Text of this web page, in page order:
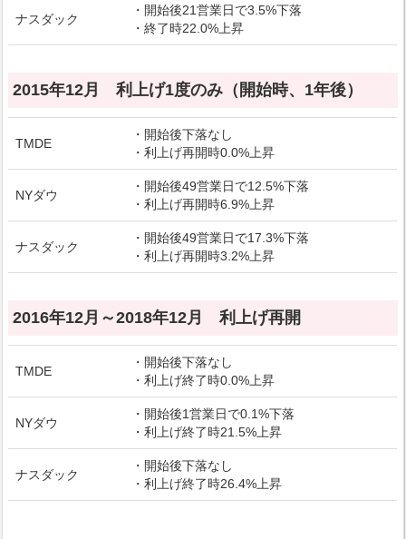
ナスダック
・開始後21営業日で3.5%下落
・終了時22.0%上昇
2015年12月 利上げ1度のみ（開始時、1年後）
TMDE
・開始後下落なし
・利上げ再開時0.0%上昇
NYダウ
・開始後49営業日で12.5%下落
・利上げ再開時6.9%上昇
ナスダック
・開始後49営業日で17.3%下落
・利上げ再開時3.2%上昇
2016年12月～2018年12月 利上げ再開
TMDE
・開始後下落なし
・利上げ終了時0.0%上昇
NYダウ
・開始後1営業日で0.1%下落
・利上げ終了時21.5%上昇
ナスダック
・開始後下落なし
・利上げ終了時26.4%上昇